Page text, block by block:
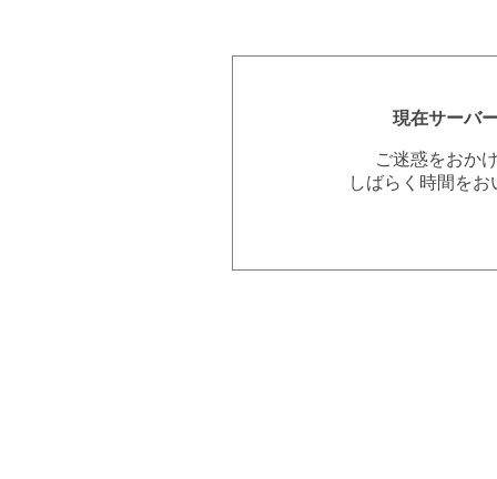
現在サーバ
ご迷惑をおか
しばらく時間を